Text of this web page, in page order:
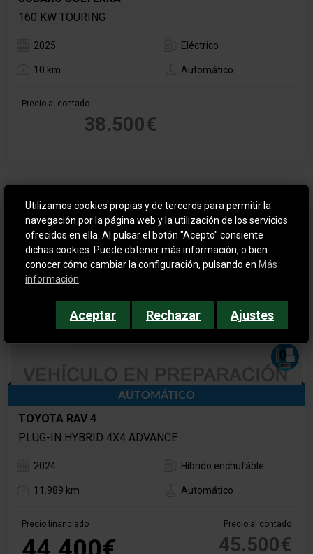
160 KW TOURING
2025 Eléctrico
10 km Automático
Precio al contado
38.500€
SEMINUEVO
AUTOMÁTICO
TOYOTA RAV 4
PLUG-IN HYBRID 4X4 ADVANCE
2024 Híbrido enchufáble
11.989 km Automático
Precio financiado Precio al contado
45.500€
Utilizamos cookies propias y de terceros para permitir la
navegación por la página web y la utilización de los servicios
ofrecidos en ella. Al pulsar el botón "Acepto" consiente
dichas cookies. Puede obtener más información, o bien
conocer cómo cambiar la configuración, pulsando en Más
información
Aceptar Rechazar Ajustes